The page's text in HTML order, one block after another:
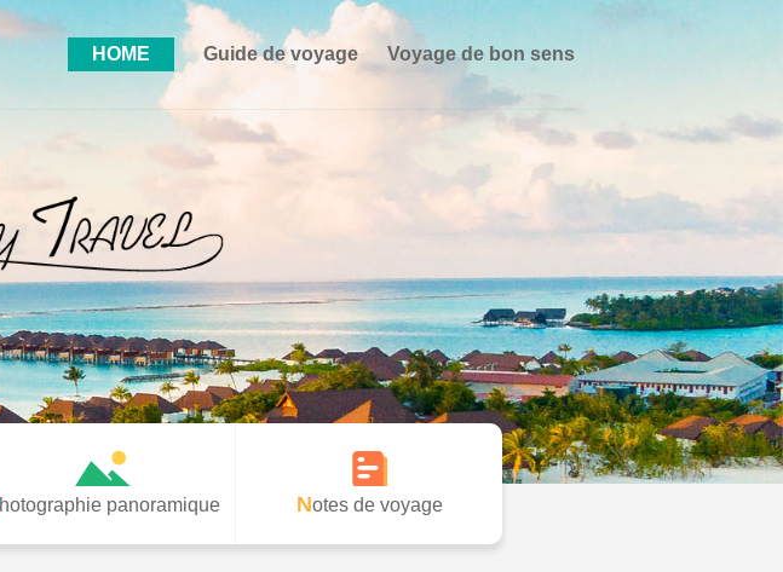
HOME Guide de voyage Voyage de bon sens
Photographie panoramique Notes de voyage